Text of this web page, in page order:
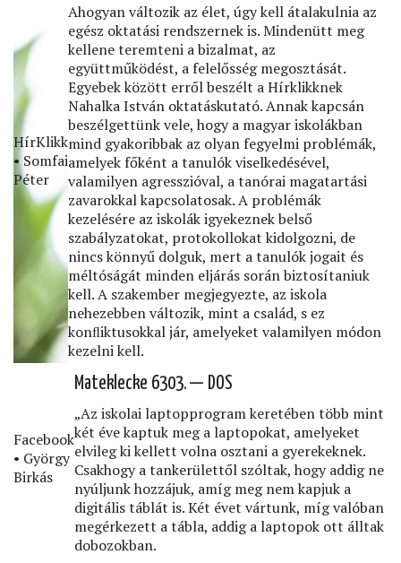
HírKlikk
• Somfai
Péter
Ahogyan változik az élet, úgy kell átalakulnia az
egész oktatási rendszernek is. Mindenütt meg
kellene teremteni a bizalmat, az
együttműködést, a felelősség megosztását.
Egyebek között erről beszélt a Hírklikknek
Nahalka István oktatáskutató. Annak kapcsán
beszélgettünk vele, hogy a magyar iskolákban
mind gyakoribbak az olyan fegyelmi problémák,
amelyek főként a tanulók viselkedésével,
valamilyen agresszióval, a tanórai magatartási
zavarokkal kapcsolatosak. A problémák
kezelésére az iskolák igyekeznek belső
szabályzatokat, protokollokat kidolgozni, de
nincs könnyű dolguk, mert a tanulók jogait és
méltóságát minden eljárás során biztosítaniuk
kell. A szakember megjegyezte, az iskola
nehezebben változik, mint a család, s ez
konﬂiktusokkal jár, amelyeket valamilyen módon
kezelni kell.
Facebook
• György
Birkás
Mateklecke 6303. — DOS
„Az iskolai laptopprogram keretében több mint
két éve kaptuk meg a laptopokat, amelyeket
elvileg ki kellett volna osztani a gyerekeknek.
Csakhogy a tankerülettől szóltak, hogy addig ne
nyúljunk hozzájuk, amíg meg nem kapjuk a
digitális táblát is. Két évet vártunk, míg valóban
megérkezett a tábla, addig a laptopok ott álltak
dobozokban.